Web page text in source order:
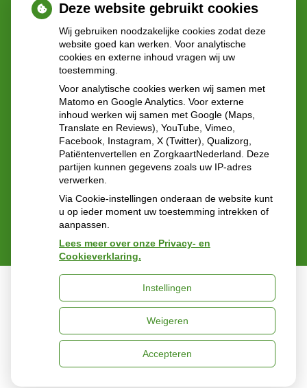
Adresgegevens
Statenlaan 40
2582GN 's-Gravenhage
070-3551343
vangreuningen@ezorg.nl
Cookie-instellingen
Deze website gebruikt cookies
Wij gebruiken noodzakelijke cookies zodat deze
website goed kan werken. Voor analytische
cookies en externe inhoud vragen wij uw
toestemming.
Voor analytische cookies werken wij samen met
Matomo en Google Analytics. Voor externe
inhoud werken wij samen met Google (Maps,
Translate en Reviews), YouTube, Vimeo,
Facebook, Instagram, X (Twitter), Qualizorg,
Patiëntenvertellen en ZorgkaartNederland. Deze
partijen kunnen gegevens zoals uw IP-adres
verwerken.
Via Cookie-instellingen onderaan de website kunt
u op ieder moment uw toestemming intrekken of
aanpassen.
Lees meer over onze Privacy- en
Cookieverklaring.
Instellingen
Weigeren
Accepteren